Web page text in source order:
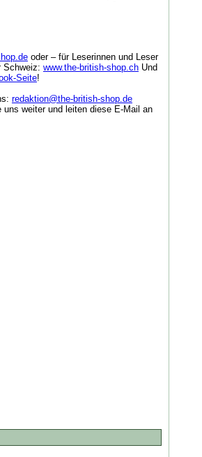
oder – für Leserinnen und Leser
Schweiz: www.the-british-shop.ch Und
Seite!
redaktion@the-british-shop.de
weiter und leiten diese E-Mail an